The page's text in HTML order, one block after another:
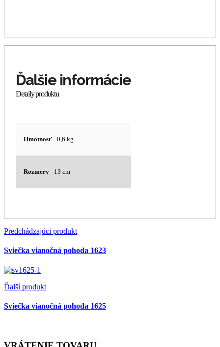
Hmotnosť 0,6 kg
Rozmery 13 cm
Predchádzajúci produkt
Sviečka vianočná pohoda 1623
Ďalší produkt
Sviečka vianočná pohoda 1625